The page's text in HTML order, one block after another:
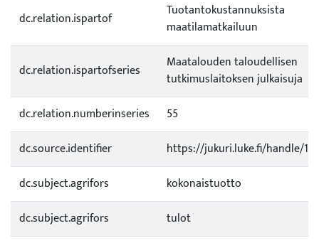
dc.relation.ispartof
Tuotantokustannuksista
maatilamatkailuun
dc.relation.ispartofseries
Maatalouden taloudellisen
tutkimuslaitoksen julkaisuja
dc.relation.numberinseries
55
dc.source.identifier
https://jukuri.luke.fi/handle/
dc.subject.agrifors
kokonaistuotto
dc.subject.agrifors
tulot